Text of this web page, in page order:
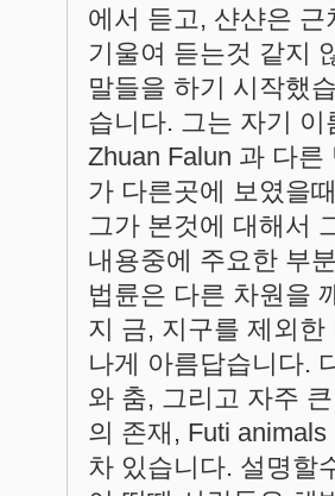
에서 듣고, 샨샨은
기울여 듣는것 같지
말들을 하기 시작했
습니다. 그는 자기
Zhuan Falun 과 다
가 다른곳에 보였을
그가 본것에 대해서
내용중에 주요한 부
법륜은 다른 차원을
지 금, 지구를 제외
나게 아름답습니다.
와 춤, 그리고 자주
의 존재, Futi
차 있습니다. 설명할